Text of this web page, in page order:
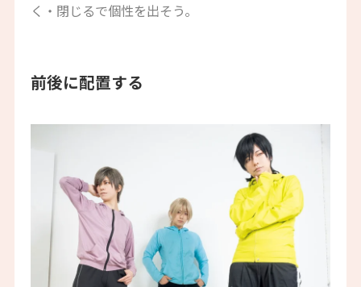
く・閉じるで個性を出そう。
前後に配置する